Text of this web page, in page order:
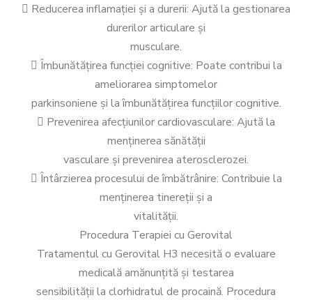
 Reducerea inflamației și a durerii: Ajută la gestionarea
durerilor articulare și
musculare.
 Îmbunătățirea funcției cognitive: Poate contribui la
ameliorarea simptomelor
parkinsoniene și la îmbunătățirea funcțiilor cognitive.
 Prevenirea afecțiunilor cardiovasculare: Ajută la
menținerea sănătății
vasculare și prevenirea aterosclerozei.
 Întârzierea procesului de îmbătrânire: Contribuie la
menținerea tinereții și a
vitalității.
Procedura Terapiei cu Gerovital
Tratamentul cu Gerovital H3 necesită o evaluare
medicală amănunțită și testarea
sensibilității la clorhidratul de procaină. Procedura